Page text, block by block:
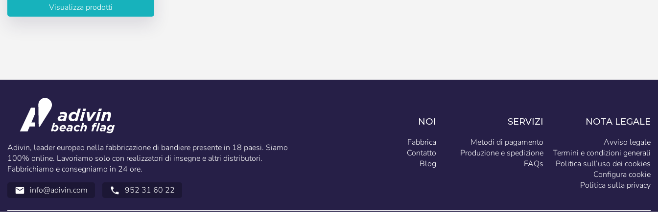
Visualizza prodotti
Adivin, leader europeo nella fabbricazione di bandiere presente in 18 paesi. Siamo
100% online. Lavoriamo solo con realizzatori di insegne e altri distributori.
Fabbrichiamo e consegniamo in 24 ore.
email info@adivin.com call 952 31 60 22
NOI
Fabbrica
Contatto
Blog
SERVIZI
Metodi di pagamento
Produzione e spedizione
FAQs
NOTA LEGALE
Avviso legale
Termini e condizioni generali
Politica sull’uso dei cookies
Configura cookie
Politica sulla privacy